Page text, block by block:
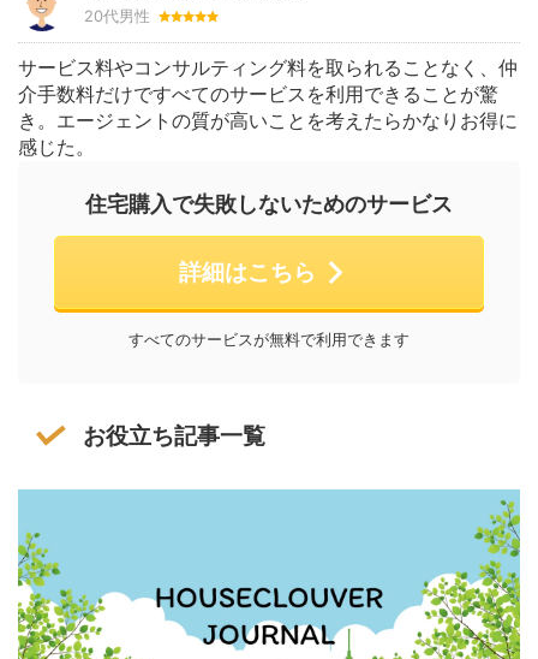
20代男性
サービス料やコンサルティング料を取られることなく、仲
介手数料だけですべてのサービスを利用できることが驚
き。エージェントの質が高いことを考えたらかなりお得に
感じた。
住宅購入で失敗しないためのサービス
詳細はこちら
すべてのサービスが無料で利用できます
お役立ち記事一覧